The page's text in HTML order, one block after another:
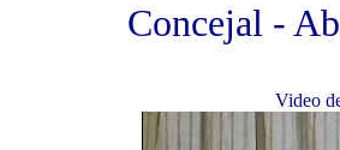
Concejal -
Video